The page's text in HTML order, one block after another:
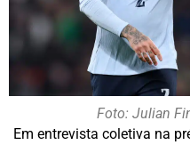
Foto: Julian
Em entrevista coletiva na